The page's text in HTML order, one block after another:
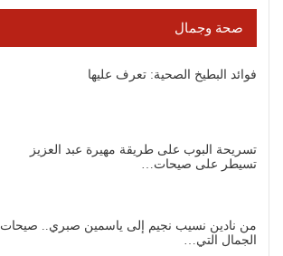
صحة وجمال
فوائد البطيخ الصحية: تعرف عليها
تسريحة البوب على طريقة مهيرة عبد العزيز
تسيطر على صيحات…
من نادين نسيب نجيم إلى ياسمين صبري.. صيحات
الجمال التي…